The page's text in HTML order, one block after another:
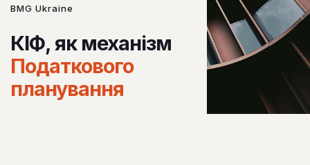
BMG Ukraine
КІФ, як механізм
Податкового
планування